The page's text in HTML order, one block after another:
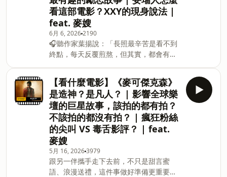
扎。&nbsp; —— 以上為 Firstory
Podcast 廣告 —— 吉時保：
https://fstry.pse.is/9ep3mq 免指定車
牌、車型，用車前1小時投保，手機投保5
分鐘新安東京海上產險｜0800-369-168｜
104台北市中山區南京東路三段130號8-
13樓 —— 以上為 Firstory Podcast 廣告
—— 加入會員，支持節目：
https://xxymovie.firstory.io/join留言告
訴我你對這一集的想法：
https://open.firstory.m
看這部電影？XXY的現身說法 |
feat. 麥嫂
6月 6, 20262190
🎧聽作家葉揚說：「長照最辛苦是看不到
終點，每天反覆煎熬，但其實，都會有終
https://fstry.pse.is/9b9rp4
&nbsp;&nbsp;&nbsp;照顧人生無法預期
何時來！「先來一杯 我們再聊」聆聽照顧
者、陪你預備長照未來！點擊連結，讓我
們有機會不在照顧困境掙扎。 —— 以上
為 Firstory Podcast 廣告 —— 吉時保：
https://fstry.pse.is/9ep3mq 免指定車
牌、車型，用車前1小時投保，手機投保5
分鐘新安東京海上產險｜0800-369-168｜
104台北市中山區南京東路三段130號8-
【看什麼電影】《麥可傑克森》
是造神？是凡人？ | 影響全球樂
壇的巨星故事，該拍的都有拍？
不該拍的都沒有拍？ | 瘋狂粉絲
的尖叫 VS 毒舌影評？ | feat.
麥嫂
5月 16, 20263979
跟另一伴攜手走下去前，不只是甜言蜜
語、浪漫送禮，這件事做好準備更重要！